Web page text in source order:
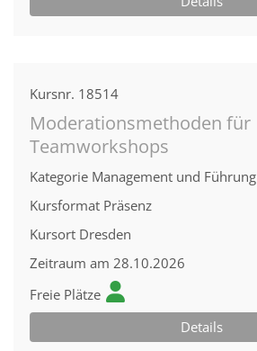
Kursnr. 18514
Moderationsmethoden für
Teamworkshops
Kategorie Management und Führung
Kursformat Präsenz
Kursort Dresden
Zeitraum am 28.10.2026
Freie Plätze
Details